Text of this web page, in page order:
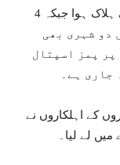
خودکش تھا، دھماکے میں گاڑی کا ڈرائیور بھی ہلاک ہوا جبکہ 4
دو شہری بھی
پر پمز اسپتال
جاری ہے۔
کے اہلکاروں نے
لے لیا۔